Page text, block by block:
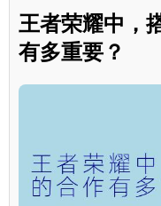
王者荣耀中，
有多重要？